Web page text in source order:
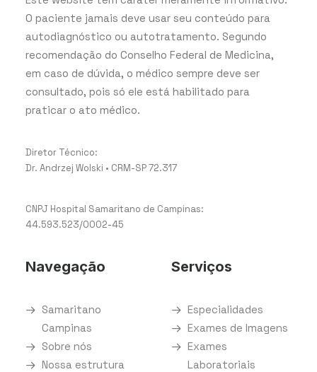
O paciente jamais deve usar seu conteúdo para
autodiagnóstico ou autotratamento. Segundo
recomendação do Conselho Federal de Medicina,
em caso de dúvida, o médico sempre deve ser
consultado, pois só ele está habilitado para
praticar o ato médico.
Diretor Técnico:
Dr. Andrzej Wolski • CRM-SP 72.317
CNPJ Hospital Samaritano de Campinas:
44.593.523/0002-45
Navegação
Samaritano
Campinas
Sobre nós
Nossa estrutura
Serviços
Especialidades
Exames de Imagens
Exames
Laboratoriais